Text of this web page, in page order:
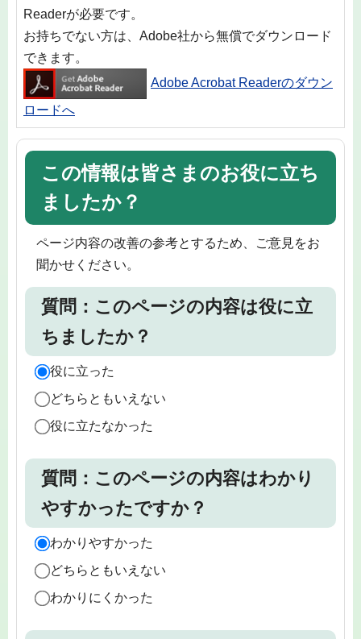
Readerが必要です。
お持ちでない方は、Adobe社から無償でダウンロード
できます。
Adobe Acrobat Readerのダウン
ロードへ
この情報は皆さまのお役に立ち
ましたか？
ページ内容の改善の参考とするため、ご意見をお
聞かせください。
質問：このページの内容は役に立
ちましたか？
役に立った
どちらともいえない
役に立たなかった
質問：このページの内容はわかり
やすかったですか？
わかりやすかった
どちらともいえない
わかりにくかった